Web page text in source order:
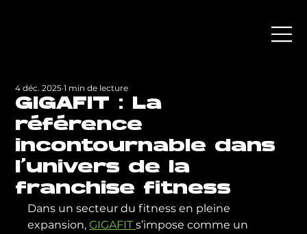
GIGAFIT : La
référence
incontournable dans
l'univers de la
franchise fitness
4 déc. 2025 1 min de lecture
Dans un secteur du fitness en pleine
expansion, GIGAFIT s’impose comme un